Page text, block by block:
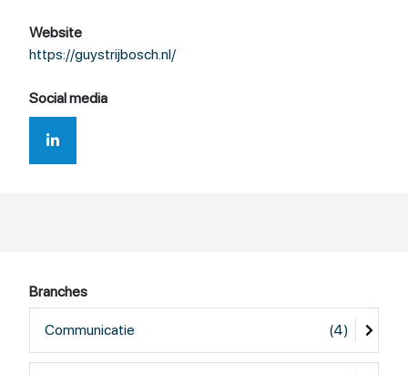
Website
https://guystrijbosch.nl/
Social media
Branches
Communicatie (4)